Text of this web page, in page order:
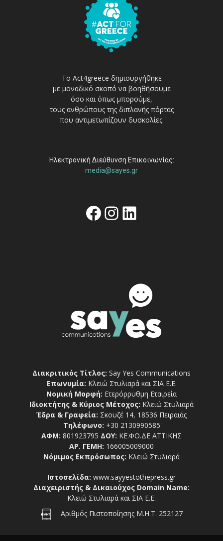
Το Act4greece δημιουργήθηκε
με μοναδικό σκοπό να βοηθήσουμε
όσο και όπως μπορούμε,
τους ανθρώπους της διπλανής πόρτας
που αντιμετωπίζουν δυσκολίες.
Ηλεκτρονική Διεύθυνση Επικοινωνίας:
media@sayes.gr
Facebook
Instagram
Linkedin
Διακριτικός Τίτλος: Say Yes Communications
Επωνυμία: Κλειώ Στυλιαρά και ΣΙΑ Ε.Ε.
Νομική Μορφή: Ετερόρρυθμη Εταιρεία
Ιδιοκτήτης & Κύριος Μέτοχος: Κλειώ Στυλιαρά
Έδρα & Γραφεία: Σκουζέ 14, 18536 Πειραιάς
Τηλέφωνο: +30 2130990585
ΑΦΜ: 801923795 ΔΟΥ: ΚΕ.ΦΟ.ΔΕ ΑΤΤΙΚΗΣ
ΑΡ. ΓΕΜΗ: 166005009000
Νόμιμος Εκπρόσωπος: Κλειώ Στυλιαρά
Ιστοσελίδα: www.sayyestothepress.gr
Διαχειριστής & Δικαιούχος Domain Name:
Κλειώ Στυλιαρά και ΣΙΑ Ε.Ε.
Αριθμός Πιστοποίησης Μ.Η.Τ. 252127